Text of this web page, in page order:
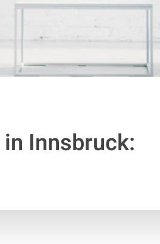
in Innsbruck: